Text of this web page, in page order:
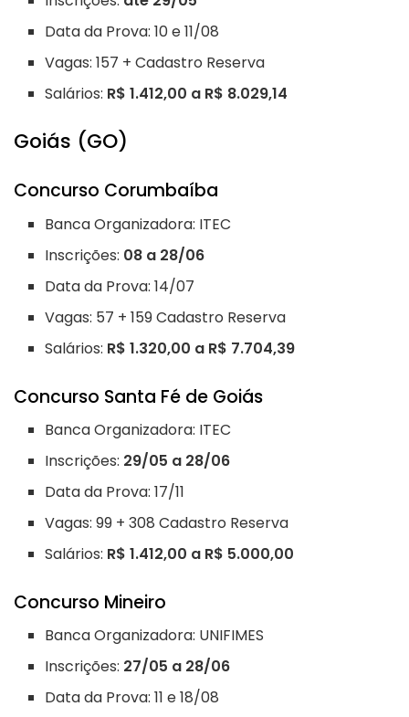
Data da Prova: 10 e 11/08
Vagas: 157 + Cadastro Reserva
Salários: R$ 1.412,00 a R$ 8.029,14
Goiás (GO)
Concurso Corumbaíba
Banca Organizadora: ITEC
Inscrições: 08 a 28/06
Data da Prova: 14/07
Vagas: 57 + 159 Cadastro Reserva
Salários: R$ 1.320,00 a R$ 7.704,39
Concurso Santa Fé de Goiás
Banca Organizadora: ITEC
Inscrições: 29/05 a 28/06
Data da Prova: 17/11
Vagas: 99 + 308 Cadastro Reserva
Salários: R$ 1.412,00 a R$ 5.000,00
Concurso Mineiro
Banca Organizadora: UNIFIMES
Inscrições: 27/05 a 28/06
Data da Prova: 11 e 18/08